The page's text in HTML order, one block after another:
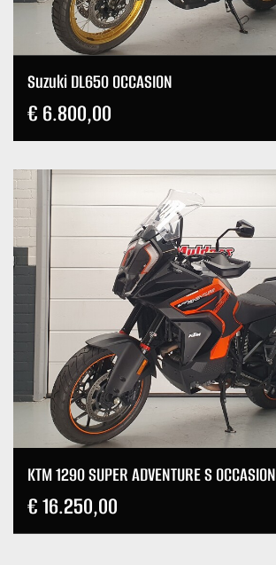
Suzuki DL650 OCCASION
€ 6.800,00
KTM 1290 SUPER ADVENTURE S OCCASION
€ 16.250,00